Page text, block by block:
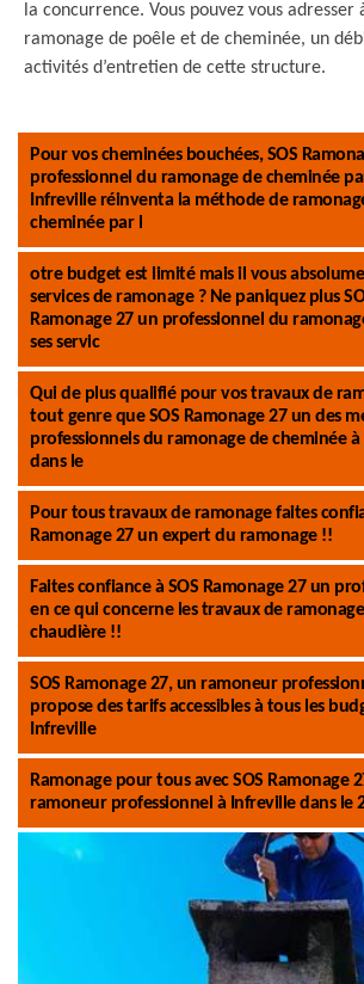
la concurrence. Vous pouvez vous
ramonage de poêle et de cheminée, un
activités d’entretien de cette structure.
Pour vos cheminées bouchées, SOS
professionnel du ramonage de cheminée
Infreville réinventa la méthode de
cheminée par l
otre budget est limité mais il vous
services de ramonage ? Ne paniquez plus
Ramonage 27 un professionnel du
ses servic
Qui de plus qualifié pour vos travaux de
tout genre que SOS Ramonage 27 un des
professionnels du ramonage de cheminée
dans le
Pour tous travaux de ramonage faites
Ramonage 27 un expert du ramonage !!
Faites confiance à SOS Ramonage 27 un
en ce qui concerne les travaux de
chaudière !!
SOS Ramonage 27, un ramoneur
propose des tarifs accessibles à tous les
Infreville
Ramonage pour tous avec SOS Ramonage
ramoneur professionnel à Infreville dans le